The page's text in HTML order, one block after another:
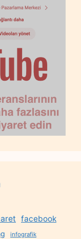
facebook
infografik